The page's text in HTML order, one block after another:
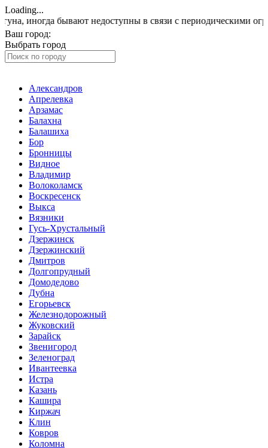
Loading...
бывают недоступны в связи с периодическими
Ваш город:
Выбрать город
Александров
Апрелевка
Арзамас
Балахна
Балашиха
Бор
Бронницы
Видное
Владимир
Волоколамск
Воскресенск
Выкса
Вязники
Гусь-Хрустальный
Дзержинск
Дзержинский
Дмитров
Долгопрудный
Домодедово
Дубна
Егорьевск
Железнодорожный
Жуковский
Зарайск
Звенигород
Зеленоград
Ивантеевка
Истра
Казань
Кашира
Киржач
Клин
Ковров
Коломна